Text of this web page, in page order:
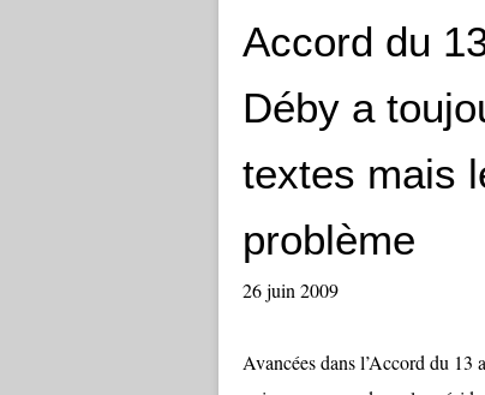
Accord du
Déby a
textes mais
problème
26 juin 2009
Avancées dans l’Accord du 13